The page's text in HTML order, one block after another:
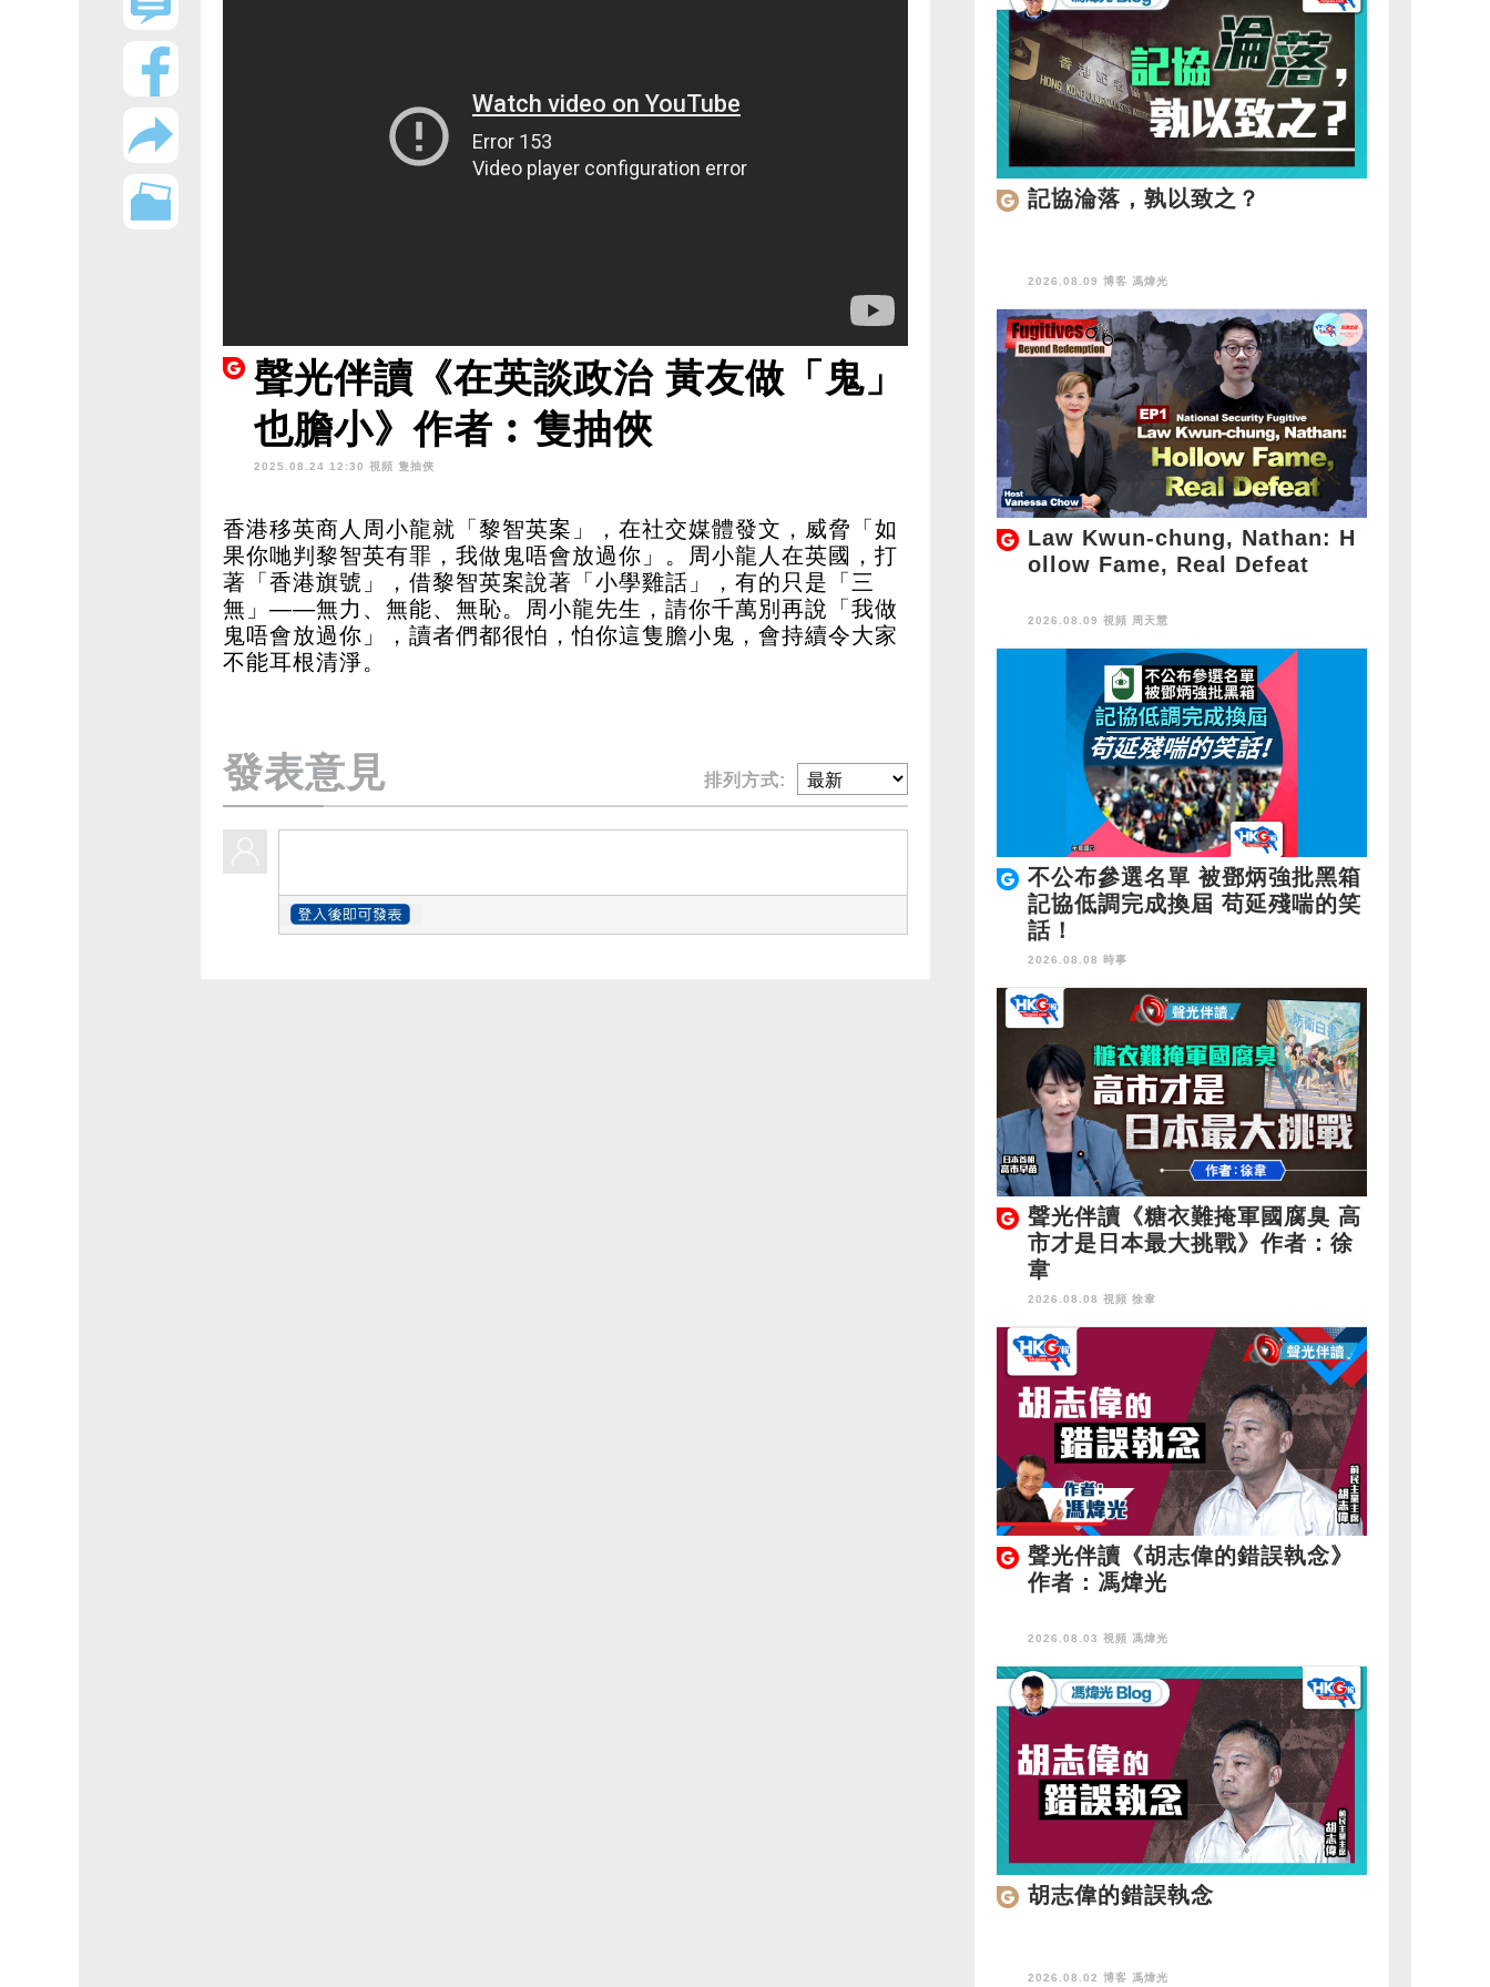
聲光伴讀《在英談政治 黃友做「鬼」
也膽小》作者︰隻抽俠
2025.08.24 12:30 視頻 隻抽俠
香港移英商人周小龍就「黎智英案」，在社交媒體發文，威脅「如
果你哋判黎智英有罪，我做鬼唔會放過你」。周小龍人在英國，打
著「香港旗號」，借黎智英案說著「小學雞話」，有的只是「三
無」——無力、無能、無恥。周小龍先生，請你千萬別再說「我做
鬼唔會放過你」，讀者們都很怕，怕你這隻膽小鬼，會持續令大家
不能耳根清淨。
發表意見 排列方式:
記協淪落，孰以致之？
2026.08.09 博客 馮煒光
Law Kwun-chung, Nathan: H
ollow Fame, Real Defeat
2026.08.09 視頻 周天慧
不公布參選名單 被鄧炳強批黑箱
記協低調完成換屆 苟延殘喘的笑
話！
2026.08.08 時事
聲光伴讀《糖衣難掩軍國腐臭 高
市才是日本最大挑戰》作者：徐
韋
2026.08.08 視頻 徐韋
聲光伴讀《胡志偉的錯誤執念》
作者：馮煒光
2026.08.03 視頻 馮煒光
胡志偉的錯誤執念
2026.08.02 博客 馮煒光